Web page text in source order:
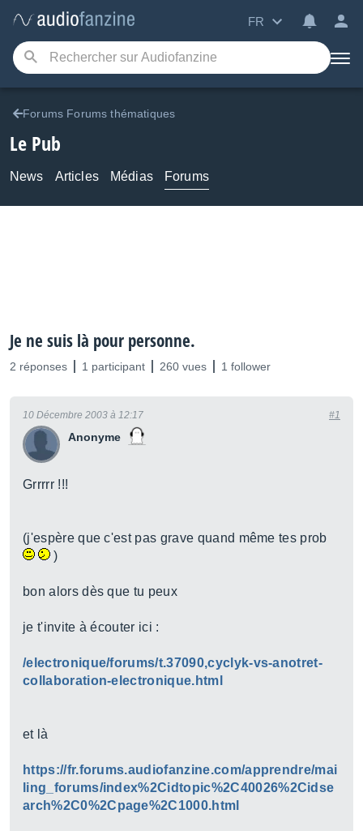
FR
Forums Forums thématiques
Le Pub
News Articles Médias Forums
Je ne suis là pour personne.
2 réponses 1 participant 260 vues 1 follower
Anonyme
10 Décembre 2003 à 12:17 #1
Grrrrr !!!
(j'espère que c'est pas grave quand même tes prob
)
bon alors dès que tu peux
je t'invite à écouter ici :
/electronique/forums/t.37090,cyclyk-vs-anotret-
collaboration-electronique.html
et là
https://fr.forums.audiofanzine.com/apprendre/mai
ling_forums/index%2Cidtopic%2C40026%2Cidse
arch%2C0%2Cpage%2C1000.html